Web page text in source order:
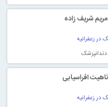
شریف زاده
در زعفرانیه
دندانپزشک
افراسیابی
در زعفرانیه